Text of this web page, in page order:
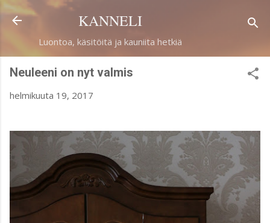
Siirry pääsisältöön
KANNELI
Luontoa, käsitöitä ja kauniita hetkiä
Neuleeni on nyt valmis
helmikuuta 19, 2017